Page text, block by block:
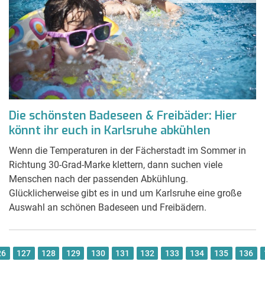
Die schönsten Badeseen & Freibäder: Hier
könnt ihr euch in Karlsruhe abkühlen
Wenn die Temperaturen in der Fächerstadt im Sommer in
Richtung 30-Grad-Marke klettern, dann suchen viele
Menschen nach der passenden Abkühlung.
Glücklicherweise gibt es in und um Karlsruhe eine große
Auswahl an schönen Badeseen und Freibädern.
127 128 129 130 131 132 133 134 135 136